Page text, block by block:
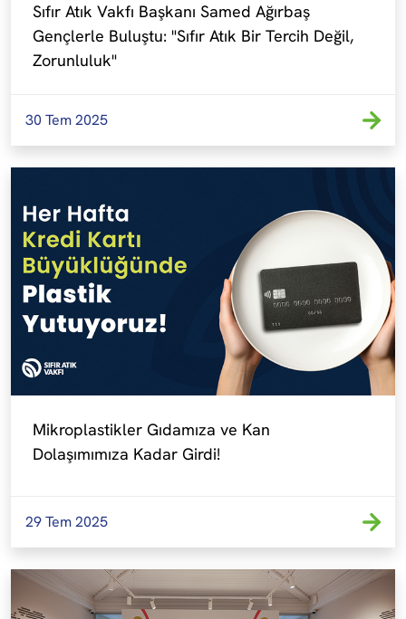
Sıfır Atık Vakfı Başkanı Samed Ağırbaş
Gençlerle Buluştu: "Sıfır Atık Bir Tercih Değil,
Zorunluluk"
30 Tem 2025
Mikroplastikler Gıdamıza ve Kan
Dolaşımımıza Kadar Girdi!
29 Tem 2025